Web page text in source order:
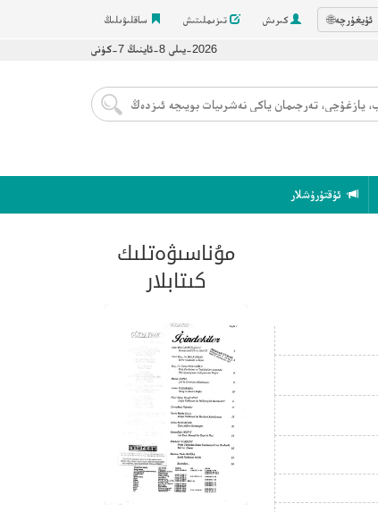
ئۇيغۇرچە🌐 كىرىش تىزىملىتىش ساقلىۋىلىڭ
2026-يىلى 8-ئاينىڭ 7-كۈنى
ئۇقتۇرۇشلار
مۇناسىۋەتلىك
كىتابلار